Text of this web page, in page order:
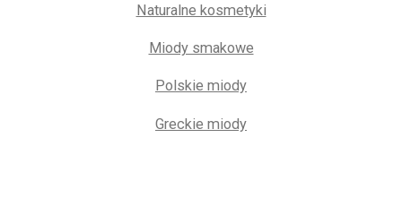
Naturalne kosmetyki
Miody smakowe
Polskie miody
Greckie miody